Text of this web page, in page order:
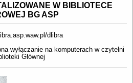
W BIBLIOTECE
BG ASP
dlibra
wyłączanie na komputerach w czytelni
Głównej